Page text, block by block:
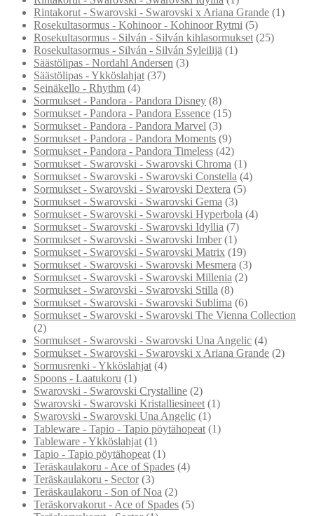
Rintakorut - Swarovski - Swarovski x Ariana Grande (1)
Rosekultasormus - Kohinoor - Kohinoor Rytmi (5)
Rosekultasormus - Silván - Silván kihlasormukset (25)
Rosekultasormus - Silván - Silván Syleilijä (1)
Säästölipas - Nordahl Andersen (3)
Säästölipas - Ykköslahjat (37)
Seinäkello - Rhythm (4)
Sormukset - Pandora - Pandora Disney (8)
Sormukset - Pandora - Pandora Essence (15)
Sormukset - Pandora - Pandora Marvel (3)
Sormukset - Pandora - Pandora Moments (9)
Sormukset - Pandora - Pandora Timeless (42)
Sormukset - Swarovski - Swarovski Chroma (1)
Sormukset - Swarovski - Swarovski Constella (4)
Sormukset - Swarovski - Swarovski Dextera (5)
Sormukset - Swarovski - Swarovski Gema (3)
Sormukset - Swarovski - Swarovski Hyperbola (4)
Sormukset - Swarovski - Swarovski Idyllia (7)
Sormukset - Swarovski - Swarovski Imber (1)
Sormukset - Swarovski - Swarovski Matrix (19)
Sormukset - Swarovski - Swarovski Mesmera (3)
Sormukset - Swarovski - Swarovski Millenia (2)
Sormukset - Swarovski - Swarovski Stilla (8)
Sormukset - Swarovski - Swarovski Sublima (6)
Sormukset - Swarovski - Swarovski The Vienna Collection
(2)
Sormukset - Swarovski - Swarovski Una Angelic (4)
Sormukset - Swarovski - Swarovski x Ariana Grande (2)
Sormusrenki - Ykköslahjat (4)
Spoons - Laatukoru (1)
Swarovski - Swarovski Crystalline (2)
Swarovski - Swarovski Kristalliesineet (1)
Swarovski - Swarovski Una Angelic (1)
Tableware - Tapio - Tapio pöytähopeat (1)
Tableware - Ykköslahjat (1)
Tapio - Tapio pöytähopeat (1)
Teräskaulakoru - Ace of Spades (4)
Teräskaulakoru - Sector (3)
Teräskaulakoru - Son of Noa (2)
Teräskorvakorut - Ace of Spades (5)